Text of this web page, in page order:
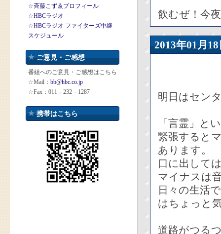
☆斉藤こずゑプロフィール
☆HBCラジオ
☆HBCラジオ ファイターズ中継
スケジュール
ご意見・ご感想
番組へのご意見・ご感想はこちら
☆Mail： bb@hbc.co.jp
☆Fax：011－232－1287
携帯はこちら
飲むぜ！今
2013年01
明日はセン
「言霊」と
緊張すると
あります。
口に出して
マイナスは
日々の生活
はちょっと
道路がつる